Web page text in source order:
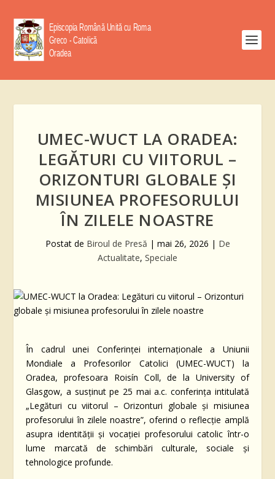
UMEC-WUCT LA ORADEA:
LEGĂTURI CU VIITORUL –
ORIZONTURI GLOBALE ȘI
MISIUNEA PROFESORULUI
ÎN ZILELE NOASTRE
Postat de Biroul de Presă | mai 26, 2026 | De
Actualitate, Speciale
În cadrul unei Conferinței internaționale a Uniunii
Mondiale a Profesorilor Catolici (UMEC-WUCT) la
Oradea, profesoara Roisín Coll, de la University of
Glasgow, a susținut pe 25 mai a.c. conferința intitulată
„Legături cu viitorul – Orizonturi globale și misiunea
profesorului în zilele noastre”, oferind o reflecție amplă
asupra identității și vocației profesorului catolic într-o
lume marcată de schimbări culturale, sociale și
tehnologice profunde.